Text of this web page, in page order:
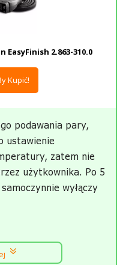
2.863-310.0
Kupić!
podawania pary,
ustawienie
zatem nie
użytkownika. Po 5
wyłączy